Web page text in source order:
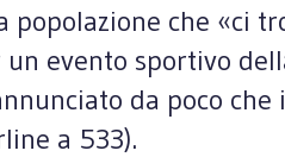
che «ci
evento sportivo
da poco
a 533).